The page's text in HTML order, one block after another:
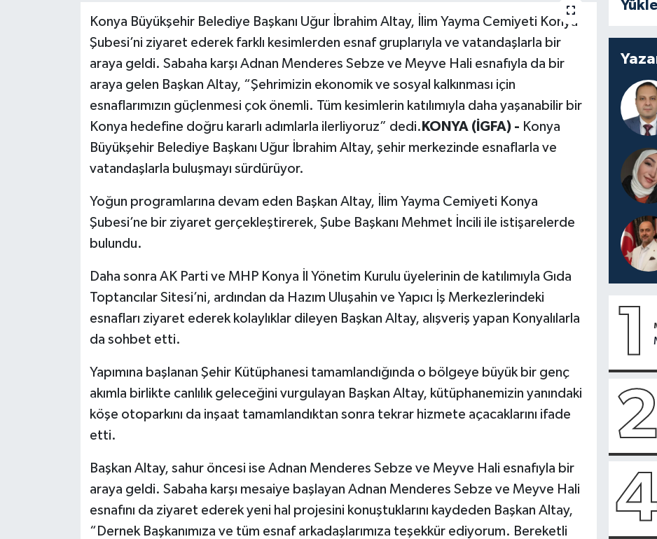
Konya Büyükşehir Belediye Başkanı Uğur İbrahim Altay, İlim Yayma Cemiyeti Konya
Şubesi’ni ziyaret ederek farklı kesimlerden esnaf gruplarıyla ve vatandaşlarla bir
araya geldi. Sabaha karşı Adnan Menderes Sebze ve Meyve Hali esnafıyla da bir
araya gelen Başkan Altay, “Şehrimizin ekonomik ve sosyal kalkınması için
esnaflarımızın güçlenmesi çok önemli. Tüm kesimlerin katılımıyla daha yaşanabilir bir
Konya hedefine doğru kararlı adımlarla ilerliyoruz” dedi. KONYA (İGFA) - Konya
Büyükşehir Belediye Başkanı Uğur İbrahim Altay, şehir merkezinde esnaflarla ve
vatandaşlarla buluşmayı sürdürüyor.
Yoğun programlarına devam eden Başkan Altay, İlim Yayma Cemiyeti Konya
Şubesi’ne bir ziyaret gerçekleştirerek, Şube Başkanı Mehmet İncili ile istişarelerde
bulundu.
Daha sonra AK Parti ve MHP Konya İl Yönetim Kurulu üyelerinin de katılımıyla Gıda
Toptancılar Sitesi’ni, ardından da Hazım Uluşahin ve Yapıcı İş Merkezlerindeki
esnafları ziyaret ederek kolaylıklar dileyen Başkan Altay, alışveriş yapan Konyalılarla
da sohbet etti.
Yapımına başlanan Şehir Kütüphanesi tamamlandığında o bölgeye büyük bir genç
akımla birlikte canlılık geleceğini vurgulayan Başkan Altay, kütüphanemizin yanındaki
köşe otoparkını da inşaat tamamlandıktan sonra tekrar hizmete açacaklarını ifade
etti.
Başkan Altay, sahur öncesi ise Adnan Menderes Sebze ve Meyve Hali esnafıyla bir
araya geldi. Sabaha karşı mesaiye başlayan Adnan Menderes Sebze ve Meyve Hali
esnafını da ziyaret ederek yeni hal projesini konuştuklarını kaydeden Başkan Altay,
“Dernek Başkanımıza ve tüm esnaf arkadaşlarımıza teşekkür ediyorum. Bereketli
1
2